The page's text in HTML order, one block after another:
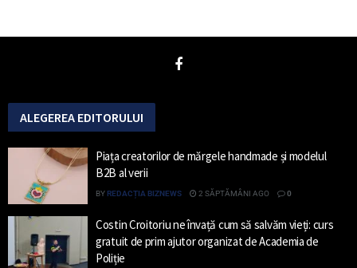
ALEGEREA EDITORULUI
Piața creatorilor de mărgele handmade și modelul
B2B al verii
BYREDACȚIA BIZNEWS 2 SĂPTĂMÂNI AGO 0
Costin Croitoriu ne învață cum să salvăm vieți: curs
gratuit de prim ajutor organizat de Academia de
Poliție